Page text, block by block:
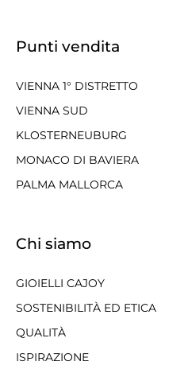
Punti vendita
VIENNA 1° DISTRETTO
VIENNA SUD
KLOSTERNEUBURG
MONACO DI BAVIERA
PALMA MALLORCA
Chi siamo
GIOIELLI CAJOY
SOSTENIBILITÀ ED ETICA
QUALITÀ
ISPIRAZIONE